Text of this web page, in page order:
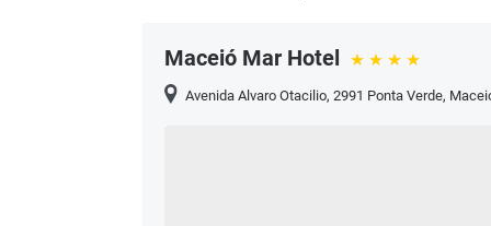
Maceió Mar Hotel
Avenida Alvaro Otacilio, 2991 Ponta Verde,